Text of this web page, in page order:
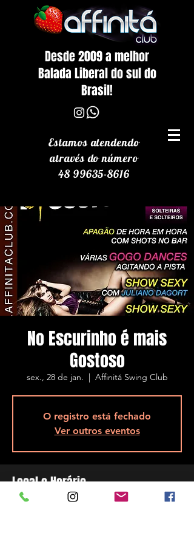
Desde 2009 a melhor
Balada Liberal do sul do
Brasil!
Estamos atendendo
atravésdo número
48 99635-8616
No Escurinho é mais
Gostoso
sex., 28 de jan.
  |
Affinitá Swing Club
O registro está fechado
Ver outros eventos
Local e Horário
28 de jan. de 2022, 22:00